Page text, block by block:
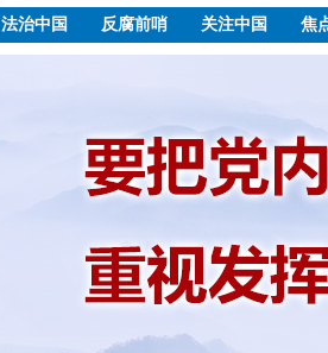
法治中国 反腐前哨 关注中国 焦